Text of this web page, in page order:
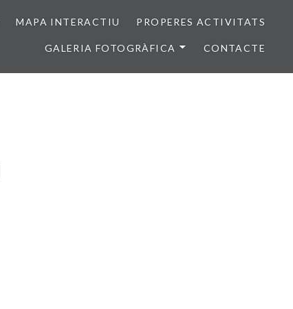
MAPA INTERACTIU PROPERES ACTIVITATS
GALERIA FOTOGRÀFICA CONTACTE